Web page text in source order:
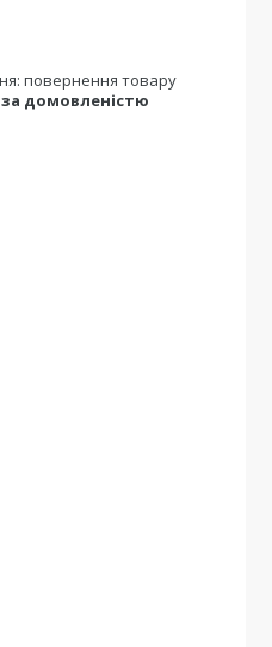
повернення товару
за домовленістю